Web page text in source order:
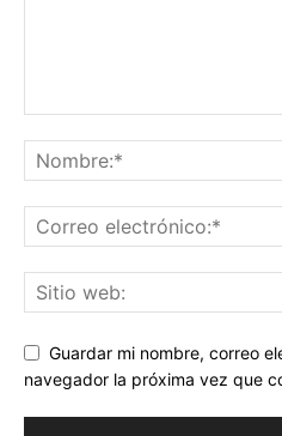
Guardar mi nombre, correo
navegador la próxima vez que